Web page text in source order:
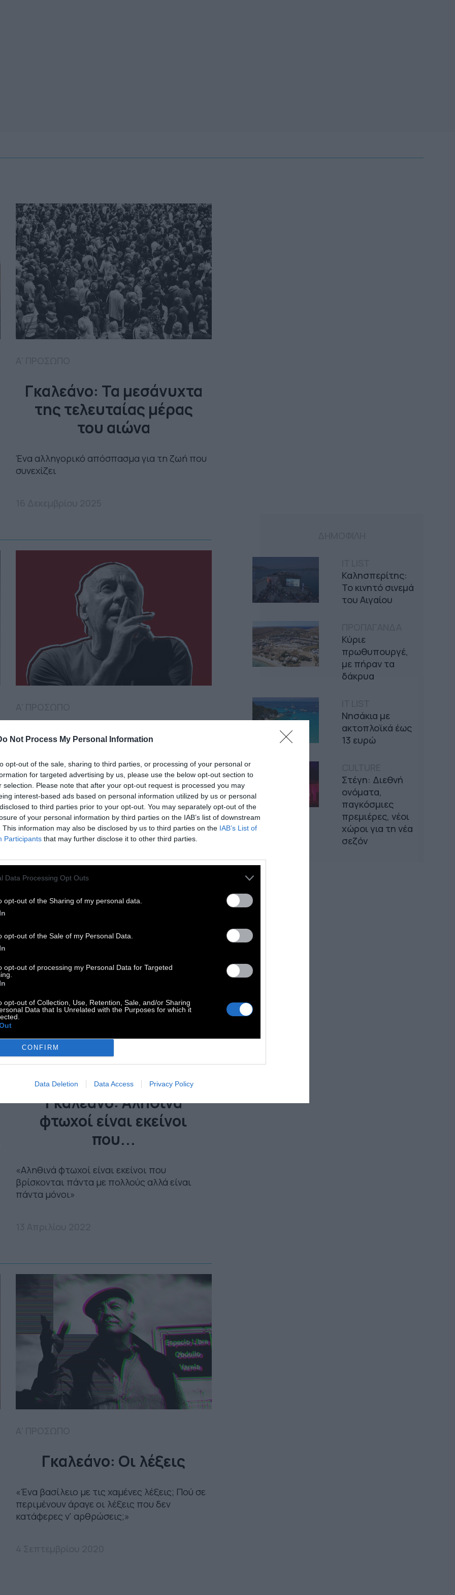
Not Process My Personal Information
opt-out of the sale, sharing to third parties, or processing of your personal or
for targeted advertising by us, please use the below opt-out section to
selection. Please note that after your opt-out request is processed you may
interest-based ads based on personal information utilized by us or personal
to third parties prior to your opt-out. You may separately opt-out of the
of your personal information by third parties on the IAB’s list of downstream
This information may also be disclosed by us to third parties on the IAB’s List of
Participants that may further disclose it to other third parties.
Data Processing Opt Outs
opt-out of the Sharing of my personal data.
opt-out of the Sale of my Personal Data.
opt-out of processing my Personal Data for Targeted
opt-out of Collection, Use, Retention, Sale, and/or Sharing
Data that Is Unrelated with the Purposes for which it
CONFIRM
Data Deletion Data Access Privacy Policy
Γκαλεάνο: Τα μεσάνυχτα
της τελευταίας μέρας
του αιώνα
Ένα αλληγορικό απόσπασμα για τη ζωή που
συνεχίζει
Γκαλεάνο: Οι άνθρωποι
υπηρεσία των
πραγμάτων
Ένα «μανιφέστο» από τον Εδουάρδο
Γκαλεάνο
16 Φεβρουαρίου 2023
Γκαλεάνο: Αληθινά
φτωχοί είναι εκείνοι
που...
«Αληθινά φτωχοί είναι εκείνοι που
βρίσκονται πάντα με πολλούς αλλά είναι
πάντα μόνοι»
Γκαλεάνο: Οι λέξεις
«Ένα βασίλειο με τις χαμένες λέξεις; Πού σε
περιμένουν άραγε οι λέξεις που δεν
κατάφερες ν' αρθρώσεις;»
Καλησπερίτης:
Το κινητό σινεμά
του Αιγαίου
Κύριε
πρωθυπουργέ,
με πήραν τα
δάκρυα
Νησάκια με
ακτοπλοϊκά έως
13 ευρώ
Στέγη: Διεθνή
ονόματα,
παγκόσμιες
πρεμιέρες, νέοι
χώροι για τη νέα
σεζόν